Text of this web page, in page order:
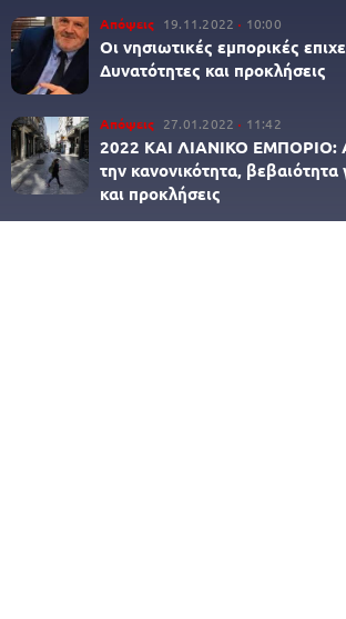
Απόψεις 19.11.2022 10:00
Οι νησιωτικές εμπορικές
Δυνατότητες και προκλήσεις
Απόψεις 27.01.2022 11:42
2022 ΚΑΙ ΛΙΑΝΙΚΟ ΕΜΠΟΡΙΟ:
την κανονικότητα, βεβαιότητα
και προκλήσεις